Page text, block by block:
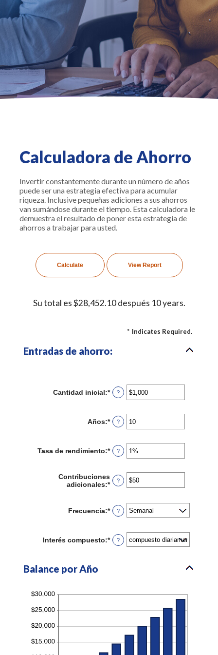
Calculadora de Ahorro
Invertir constantemente durante un número de años
puede ser una estrategia efectiva para acumular
riqueza. Inclusive pequeñas adiciones a sus ahorros
van sumándose durante el tiempo. Esta calculadora le
demuestra el resultado de poner esta estrategia de
ahorros a trabajar para usted.
Su total es $28,452.10 después 10 years.
* Indicates Required.
Entradas de ahorro:
Cantidad inicial:*Enter
an
between
$0
?
Años:*Enter
an
between
1
?
Tasa de rendimiento:*Enter
an
between
0%
?
Contribuciones
adicionales:*Enter
between
$0
$10,000,000
?
Frecuencia:* ?
Interés compuesto:* ?
Balance por Año